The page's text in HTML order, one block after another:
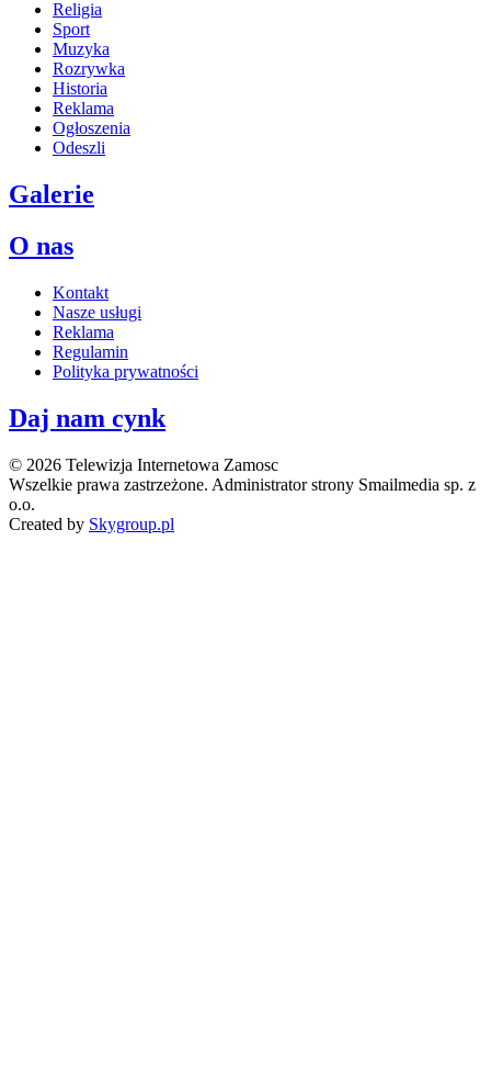
Religia
Sport
Muzyka
Rozrywka
Historia
Reklama
Ogłoszenia
Odeszli
Galerie
O nas
Kontakt
Nasze usługi
Reklama
Regulamin
Polityka prywatności
Daj nam cynk
© 2026 Telewizja Internetowa Zamosc
Wszelkie prawa zastrzeżone. Administrator strony Smailmedia sp. z
o.o.
Created by Skygroup.pl